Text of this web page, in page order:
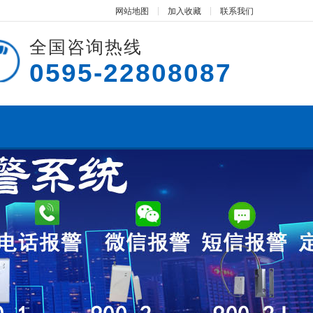
网站地图 加入收藏 联系我们
全国咨询热线
0595-22808087